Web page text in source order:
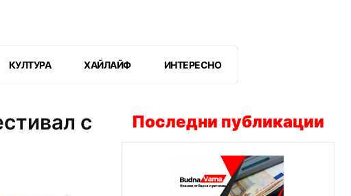
КУЛТУРА ХАЙЛАЙФ ИНТЕРЕСНО
с
Последни публикации